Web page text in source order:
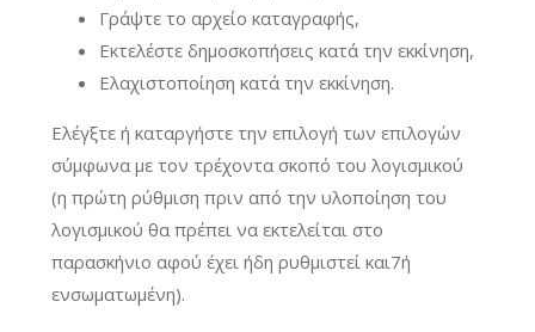
Γράψτε το αρχείο καταγραφής,
Εκτελέστε δημοσκοπήσεις κατά την εκκίνηση,
Ελαχιστοποίηση κατά την εκκίνηση.
Ελέγξτε ή καταργήστε την επιλογή των επιλογών
σύμφωνα με τον τρέχοντα σκοπό του λογισμικού
(η πρώτη ρύθμιση πριν από την υλοποίηση του
λογισμικού θα πρέπει να εκτελείται στο
παρασκήνιο αφού έχει ήδη ρυθμιστεί και7ή
ενσωματωμένη).